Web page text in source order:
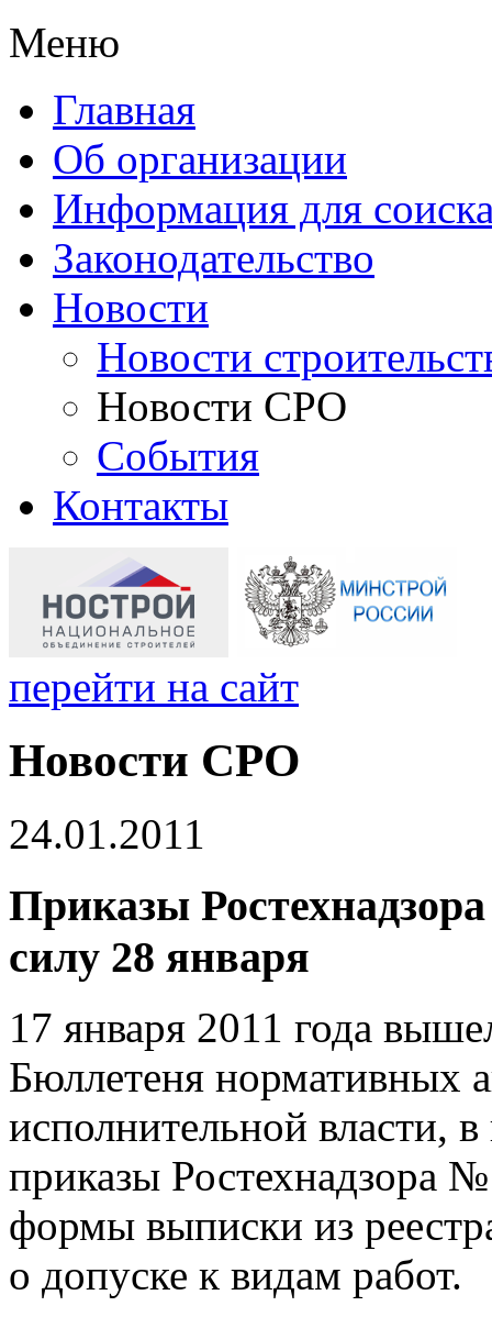
Меню
Главная
Об организации
Информация для
Законодательство
Новости
Новости
Новости СРО
События
Контакты
перейти на сайт
Новости СРО
24.01.2011
Приказы
силу 28 января
17 января 2011 года
Бюллетеня нормативных
исполнительной власти,
приказы Ростехнадзора
формы выписки из
о допуске к видам работ.